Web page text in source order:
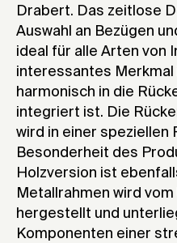
Drabert. Das zeitlose
Auswahl an Bezügen
ideal für alle Arten von
interessantes Merkmal
harmonisch in die
integriert ist. Die
wird in einer speziellen
Besonderheit des
Holzversion ist
Metallrahmen wird
hergestellt und
Komponenten einer